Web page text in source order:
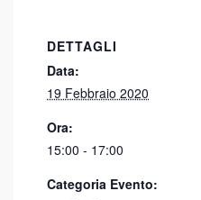
DETTAGLI
Data:
19 Febbraio 2020
Ora:
15:00 - 17:00
Categoria Evento: